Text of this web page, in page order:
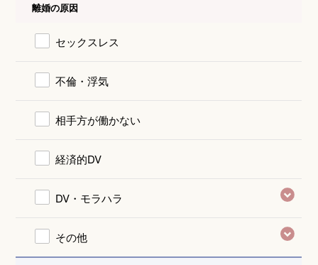
離婚の原因
セックスレス
不倫・浮気
相手方が働かない
経済的DV
DV・モラハラ
その他